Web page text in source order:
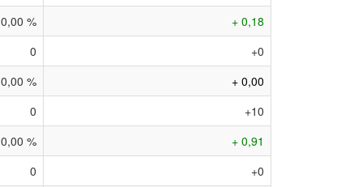
0,00 %
+ 0,18
0
+0
0,00 %
+ 0,00
0
+10
0,00 %
+ 0,91
0
+0